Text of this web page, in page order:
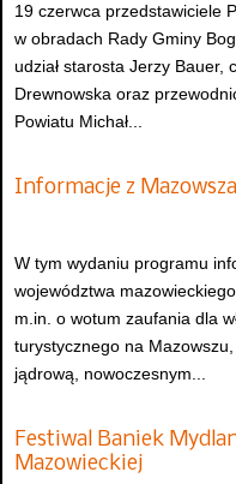
19 czerwca przedstawiciele
w obradach Rady Gminy
udział starosta Jerzy Bauer,
Drewnowska oraz
Powiatu Michał...
Informacje z Mazowsza
W tym wydaniu programu
województwa
m.in. o wotum zaufania dla
turystycznego na
jądrową, nowoczesnym...
Festiwal Baniek
Mazowieckiej